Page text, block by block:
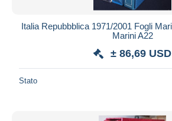
Italia Repubbblica 1971/2001 Fogli
Marini A22
± 86,69 USD
Stato